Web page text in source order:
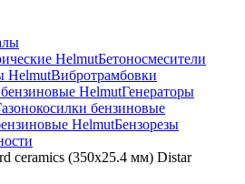
HelmutБетоносмесители
HelmutВибротрамбовки
HelmutГенераторы
бензиновые
HelmutБензорезы
ceramics (350х25.4 мм) Distar